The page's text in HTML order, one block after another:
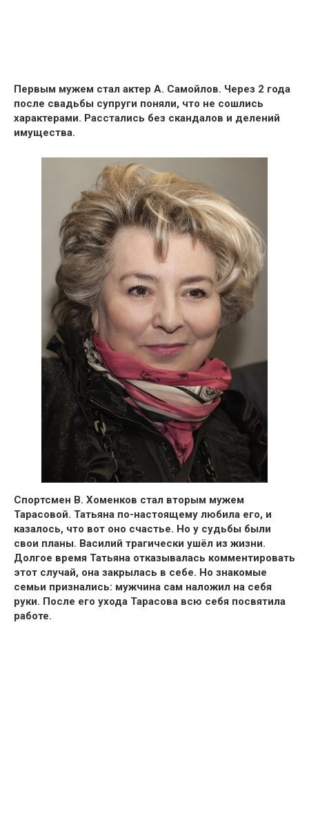
Первым мужем стал актер А. Самойлов. Через 2 года
после свадьбы супруги поняли, что не сошлись
характерами. Расстались без скандалов и делений
имущества.
Спортсмен В. Хоменков стал вторым мужем
Тарасовой. Татьяна по-настоящему любила его, и
казалось, что вот оно счастье. Но у судьбы были
свои планы. Василий трагически ушёл из жизни.
Долгое время Татьяна отказывалась комментировать
этот случай, она закрылась в себе. Но знакомые
семьи признались: мужчина сам наложил на себя
руки. После его ухода Тарасова всю себя посвятила
работе.